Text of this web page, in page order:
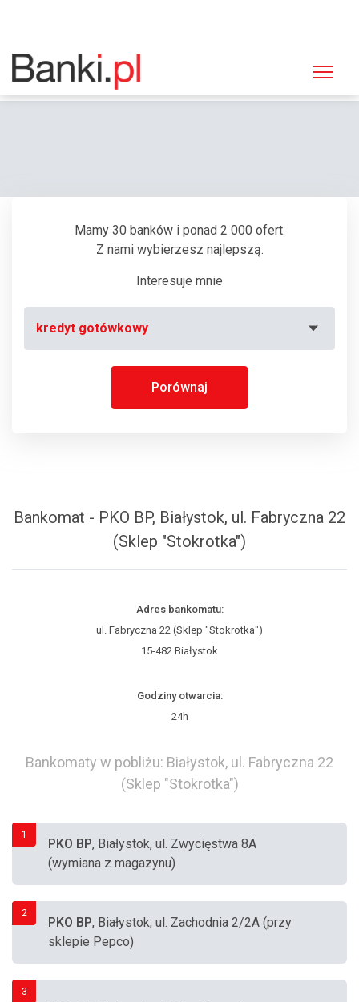
Strona główna
Bankomat PKO BP, Białystok, ul. Fabryczna 22 (Sklep "Stokrotka")
Mamy 30 banków i ponad 2 000 ofert.
Z nami wybierzesz najlepszą.
Interesuje mnie
kredyt gotówkowy
Porównaj
Bankomat - PKO BP, Białystok, ul. Fabryczna 22
(Sklep "Stokrotka")
Adres bankomatu:
ul. Fabryczna 22 (Sklep "Stokrotka")
15-482 Białystok
Godziny otwarcia:
24h
Bankomaty w pobliżu: Białystok, ul. Fabryczna 22
(Sklep "Stokrotka")
1
PKO BP, Białystok, ul. Zwycięstwa 8A
(wymiana z magazynu)
2
PKO BP, Białystok, ul. Zachodnia 2/2A (przy
sklepie Pepco)
3